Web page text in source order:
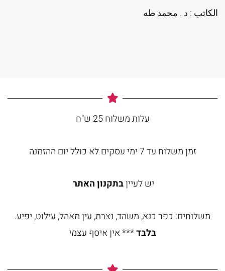
الكاتب : د . محمد طه
עלות משלוח 25 ש"ח
זמן משלוח עד 7 ימי עסקים לא כולל יום ההזמנה
יש לעייןבתקנון האתר
משלוחים: כפר כנא, משהד, נצרת, עין מאהל, עילוט, יפיע.
בלבד*** אין איסף עצמי